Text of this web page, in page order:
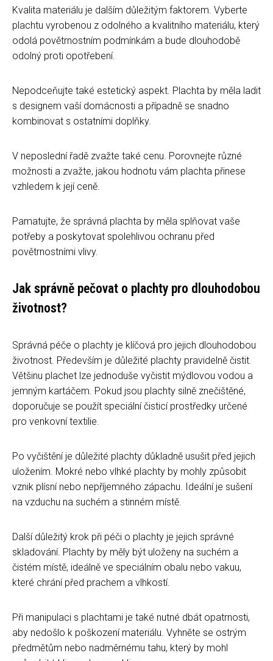
Kvalita materiálu je dalším důležitým faktorem. Vyberte
plachtu vyrobenou z odolného a kvalitního materiálu, který
odolá povětrnostním podmínkám a bude dlouhodobě
odolný proti opotřebení.
Nepodceňujte také estetický aspekt. Plachta by měla ladit
s designem vaší domácnosti a případně se snadno
kombinovat s ostatními doplňky.
V neposlední řadě zvažte také cenu. Porovnejte různé
možnosti a zvažte, jakou hodnotu vám plachta přinese
vzhledem k její ceně.
Pamatujte, že správná plachta by měla splňovat vaše
potřeby a poskytovat spolehlivou ochranu před
povětrnostními vlivy.
Jak správně pečovat o plachty pro dlouhodobou
životnost?
Správná péče o plachty je klíčová pro jejich dlouhodobou
životnost. Především je důležité plachty pravidelně čistit.
Většinu plachet lze jednoduše vyčistit mýdlovou vodou a
jemným kartáčem. Pokud jsou plachty silně znečištěné,
doporučuje se použít speciální čisticí prostředky určené
pro venkovní textilie.
Po vyčištění je důležité plachty důkladně usušit před jejich
uložením. Mokré nebo vlhké plachty by mohly způsobit
vznik plísní nebo nepříjemného zápachu. Ideální je sušení
na vzduchu na suchém a stinném místě.
Další důležitý krok při péči o plachty je jejich správné
skladování. Plachty by měly být uloženy na suchém a
čistém místě, ideálně ve speciálním obalu nebo vakuu,
které chrání před prachem a vlhkostí.
Při manipulaci s plachtami je také nutné dbát opatrnosti,
aby nedošlo k poškození materiálu. Vyhněte se ostrým
předmětům nebo nadměrnému tahu, který by mohl